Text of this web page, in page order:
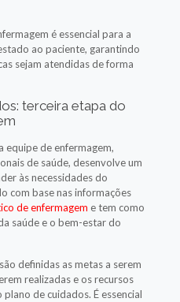
é essencial para a
ao paciente, garantindo
sejam atendidas de forma
terceira etapa do
equipe de enfermagem,
de saúde, desenvolve um
às necessidades do
com base nas informações
de enfermagem e tem como
saúde e o bem-estar do
definidas as metas a serem
realizadas e os recursos
de cuidados. É essencial